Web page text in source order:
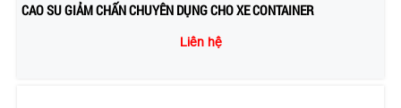
CAO SU GIẢM CHẤN CHUYÊN DỤNG CHO XE CONTAINER
Liên hệ